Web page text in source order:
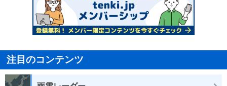
注目のコンテンツ